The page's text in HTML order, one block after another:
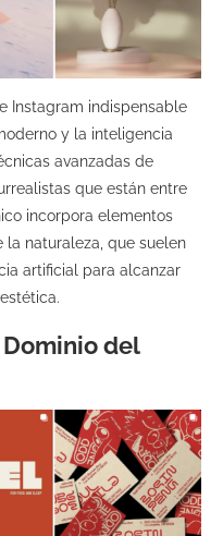
Instagram indispensable
y la inteligencia
avanzadas de
que están entre
incorpora elementos
naturaleza, que suelen
artificial para alcanzar
del